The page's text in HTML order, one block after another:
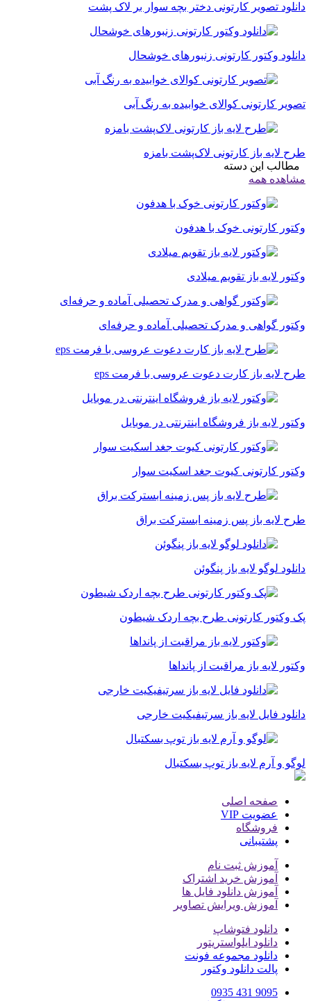
دانلود تصویر کارتونی دختر بچه سوار بر لاک پشت
دانلود وکتور کارتونی زنبورهای خوشحال
تصویر کارتونی کوالای خوابیده به رنگ آبی
طرح لایه باز کارتونی لاک‌پشت بامزه
مطالب این دسته
مشاهده همه
وکتور کارتونی خوک با هدفون
وکتور لایه باز تقویم میلادی
وکتور گواهی و مدرک تحصیلی آماده و حرفه‌ای
طرح لایه باز کارت دعوت عروسی با فرمت eps
وکتور لایه باز فروشگاه اینترنتی در موبایل
وکتور کارتونی کیوت جغد اسکیت سوار
طرح لایه باز پس زمینه ابسترکت براق
دانلود لوگو لایه باز پنگوئن
پک وکتور کارتونی طرح بچه اردک شیطون
وکتور لایه باز مراقبت از پانداها
دانلود فایل لایه باز سرتیفیکیت خارجی
لوگو و آرم لایه باز توپ بسکتبال
صفحه اصلی
عضویت VIP
فروشگاه
پشتیبانی
آموزش ثبت نام
آموزش خرید اشتراک
آموزش دانلود فایل ها
آموزش ویرایش تصاویر
دانلود فتوشاپ
دانلود ایلواستریتور
دانلود مجموعه فونت
پالت دانلود وکتور
9095 431 0935